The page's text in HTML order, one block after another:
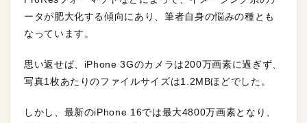
ータが肥大化する傾向にあり、筆者自身の悩みの種とも
なっています。
思い返せば、iPhone 3Gのカメラは200万画素に過ぎず、
写真1枚あたりのファイルサイズは1.2MBほどでした。
しかし、最新のiPhone 16では最大4800万画素となり、